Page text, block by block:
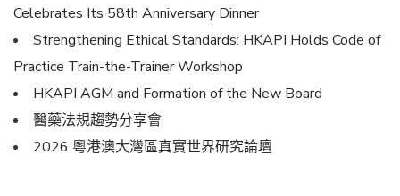
Celebrates Its 58th Anniversary Dinner
Strengthening Ethical Standards: HKAPI Holds Code of
Practice Train-the-Trainer Workshop
HKAPI AGM and Formation of the New Board
醫藥法規趨勢分享會
2026 粵港澳大灣區真實世界研究論壇